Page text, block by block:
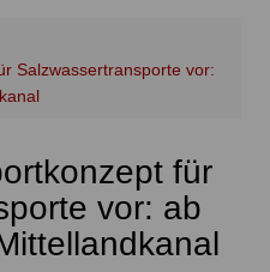
Salzwassertransporte vor:
für
vor: ab